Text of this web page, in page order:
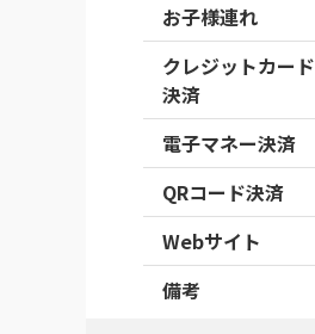
お子様連れ
クレジットカード
決済
電子マネー決済
QRコード決済
Webサイト
備考